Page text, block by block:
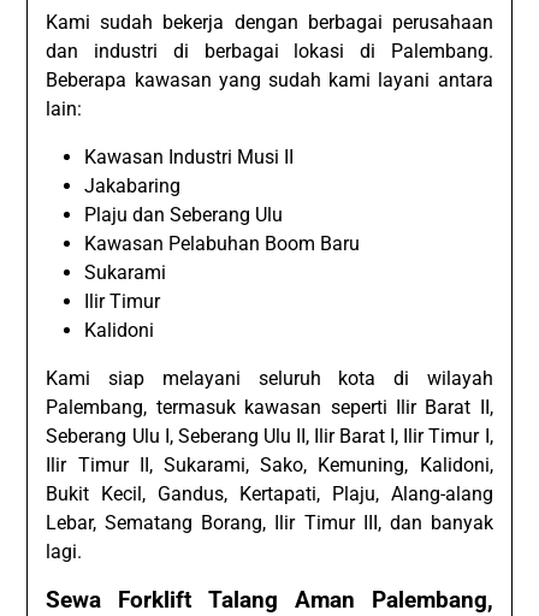
Kami sudah bekerja dengan berbagai perusahaan
dan industri di berbagai lokasi di Palembang.
Beberapa kawasan yang sudah kami layani antara
lain:
Kawasan Industri Musi II
Jakabaring
Plaju dan Seberang Ulu
Kawasan Pelabuhan Boom Baru
Sukarami
Ilir Timur
Kalidoni
Kami siap melayani seluruh kota di wilayah
Palembang, termasuk kawasan seperti Ilir Barat II,
Seberang Ulu I, Seberang Ulu II, Ilir Barat I, Ilir Timur I,
Ilir Timur II, Sukarami, Sako, Kemuning, Kalidoni,
Bukit Kecil, Gandus, Kertapati, Plaju, Alang-alang
Lebar, Sematang Borang, Ilir Timur III, dan banyak
lagi.
Sewa Forklift Talang Aman Palembang,